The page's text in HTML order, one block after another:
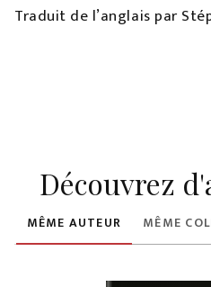
Traduit de l’anglais par
Découvrez
MÊME AUTEUR MÊME